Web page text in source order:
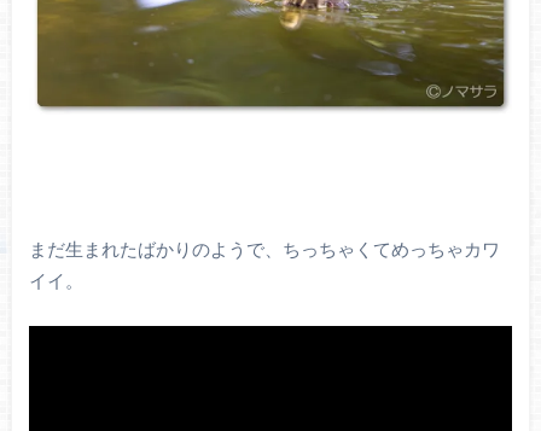
まだ生まれたばかりのようで、ちっちゃくてめっちゃカワ
イイ。